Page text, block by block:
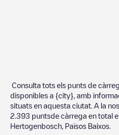
Consulta tots els punts de
disponibles a {city} , amb
situats en aquesta ciutat. A la
2.393 puntsde càrrega en total
Hertogenbosch Països Baixos